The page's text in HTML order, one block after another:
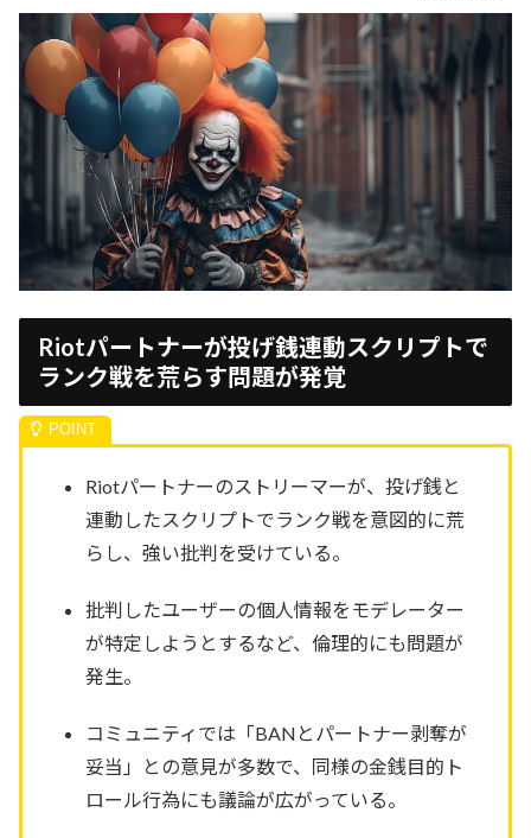
Riotパートナーが投げ銭連動スクリプトで
ランク戦を荒らす問題が発覚
Riotパートナーのストリーマーが、投げ銭と
連動したスクリプトでランク戦を意図的に荒
らし、強い批判を受けている。
批判したユーザーの個人情報をモデレーター
が特定しようとするなど、倫理的にも問題が
発生。
コミュニティでは「BANとパートナー剥奪が
妥当」との意見が多数で、同様の金銭目的ト
ロール行為にも議論が広がっている。